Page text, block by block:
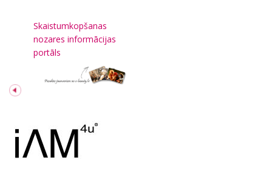
Skaistumkopšanas
nozares informācijas
portāls